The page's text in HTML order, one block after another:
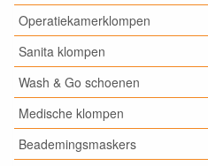
Operatiekamerklompen
Sanita klompen
Wash & Go schoenen
Medische klompen
Beademingsmaskers